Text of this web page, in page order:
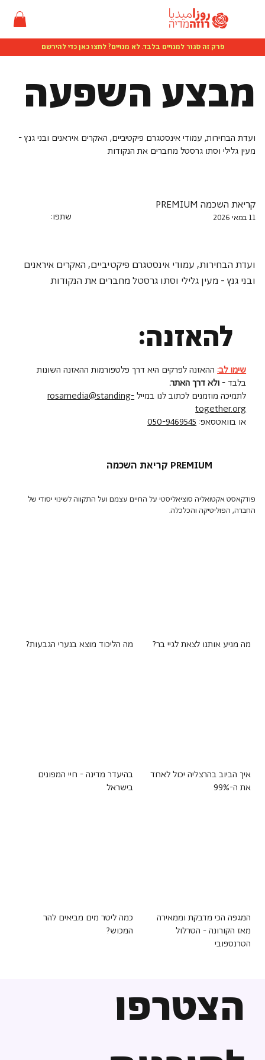
פרק זה סגור למנויים בלבד. לא מנויים? לחצו כאן כדי להירשם
הצטרפו
מבצע השפעה
ועדת הבחירות, עמודי אינסטגרם פיקטיביים, האקרים איראנים ובני גנץ -
מעין גלילי וסתו גרסטל מחברים את הנקודות
שתפו:
קריאת השכמה PREMIUM
11 במאי 2026
ועדת הבחירות, עמודי אינסטגרם פיקטיביים, האקרים איראנים
ובני גנץ - מעין גלילי וסתו גרסטל מחברים את הנקודות
להאזנה:
שימו לב: ההאזנה לפרקים היא דרך פלטפורמות ההאזנה השונות
בלבד - ולא דרך האתר.
לתמיכה מוזמנים לכתוב לנו במיילrosamedia@standing-
together.org
או בוואטסאפ: 050-9469545
קריאת השכמה PREMIUM
פודקאסט אקטואליה סוציאליסטי על החיים עצמם ועל התקווה לשינוי יסודי של
החברה, הפוליטיקה והכלכלה.
מה מניע אותנו לצאת לגיי בר? מה הליכוד מוצא בנערי הגבעות?
איך הביוב בהרצליה יכול לאחד
את ה-99%
בהיעדר מדינה - חיי המפונים
בישראל
המגפה הכי מדבקת וממאירה
מאז הקורונה - הטרלול
הטרנספובי
כמה ליטר מים מביאים להר
המכוש?